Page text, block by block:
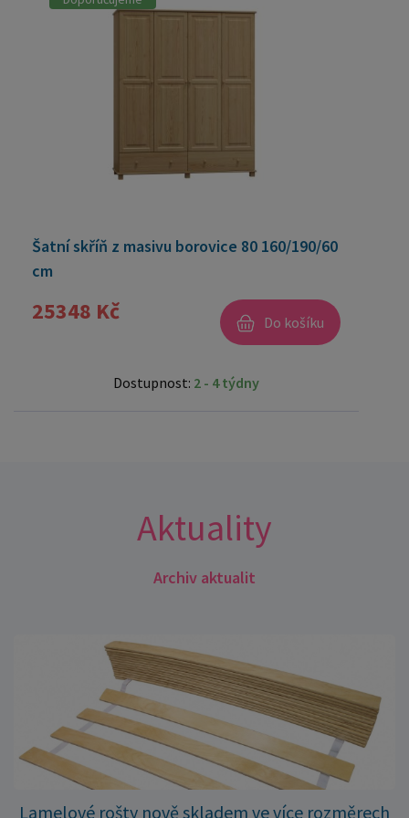
Šatní skříň z masivu borovice 80 160/190/60
cm
25348 Kč Do košíku
Dostupnost: 2 - 4 týdny
Aktuality
Archiv aktualit
Lamelové rošty nově skladem ve více rozměrech